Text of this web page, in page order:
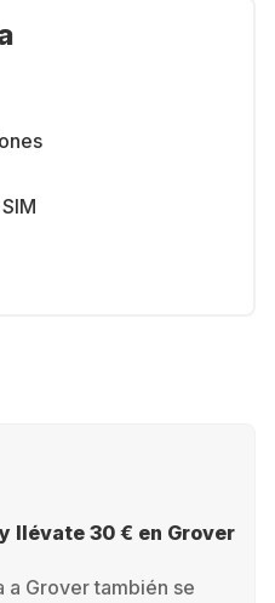
llévate 30 € en Grover
a Grover también se